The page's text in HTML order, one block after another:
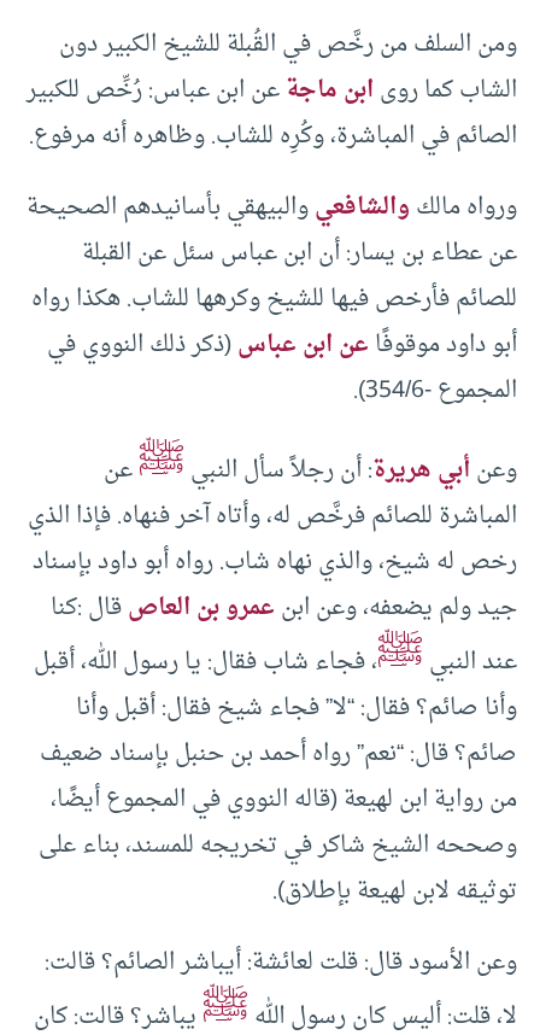
ومن السلف من رخَّص في القُبلة للشيخ الكبير دون
الشاب كما روىابن ماجةعن ابن عباس: رُخِّص للكبير
الصائم في المباشرة، وكُرِه للشاب. وظاهره أنه مرفوع.
ورواه مالكوالشافعيوالبيهقي بأسانيدهم الصحيحة
عن عطاء بن يسار: أن ابن عباس سئل عن القبلة
للصائم فأرخص فيها للشيخ وكرهها للشاب. هكذا رواه
أبو داود موقوفًاعن ابن عباس(ذكر ذلك النووي في
المجموع -354/6).
وعنأبي هريرة: أن رجلاً سأل النبيﷺعن
المباشرة للصائم فرخَّص له، وأتاه آخر فنهاه. فإذا الذي
رخص له شيخ، والذي نهاه شاب. رواه أبو داود بإسناد
جيد ولم يضعفه، وعن ابنعمرو بن العاصقال :كنا
عند النبيﷺ، فجاء شاب فقال: يا رسول الله، أقبل
وأنا صائم؟ فقال: “لا” فجاء شيخ فقال: أقبل وأنا
صائم؟ قال: “نعم” رواه أحمد بن حنبل بإسناد ضعيف
من رواية ابن لهيعة (قاله النووي في المجموع أيضًا،
وصححه الشيخ شاكر في تخريجه للمسند، بناء على
توثيقه لابن لهيعة بإطلاق).
وعن الأسود قال: قلت لعائشة: أيباشر الصائم؟ قالت:
لا، قلت: أليس كان رسول اللهﷺيباشر؟ قالت: كان